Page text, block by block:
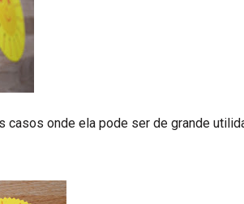
casos onde ela pode ser de grande